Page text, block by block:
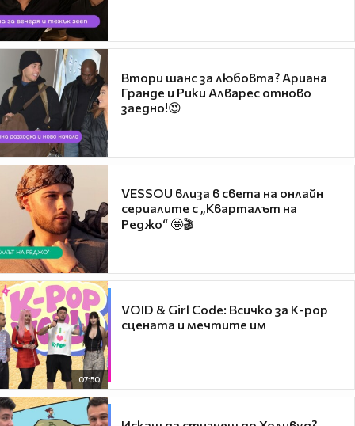
Втори шанс за любовта? Ариана
Гранде и Рики Алварес отново
заедно!😍
VESSOU влиза в света на онлайн
сериалите с „Кварталът на
Реджо“ 🤩🎬
07:50
VOID & Girl Code: Всичко за K-pop
сцената и мечтите им